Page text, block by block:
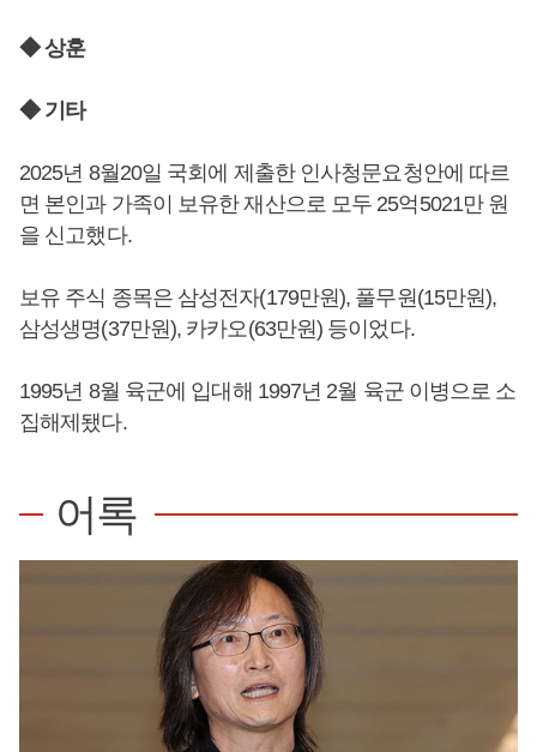
◆ 상훈
◆ 기타
2025년 8월20일 국회에 제출한 인사청문요청안에 따르
면 본인과 가족이 보유한 재산으로 모두 25억5021만 원
을 신고했다.
보유 주식 종목은 삼성전자(179만원), 풀무원(15만원),
삼성생명(37만원), 카카오(63만원) 등이었다.
1995년 8월 육군에 입대해 1997년 2월 육군 이병으로 소
집해제됐다.
어록